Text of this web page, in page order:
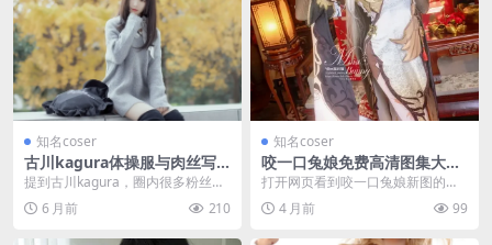
知名coser
古川kagura体操服与肉丝写
真合集：银魂Coser的清纯少
提到古川kagura，圈内很多粉丝第
一反应是以为她是日本留学生，其
实这位被粉丝亲...
6 月前 210
知名coser
咬一口兔娘免费高清图集大放
送，兔娘的温柔诱惑
打开网页看到咬一口兔娘新图的时
候，我刚吃完晚饭，本来打算随便
刷刷就去看剧。结果这...
4 月前 99